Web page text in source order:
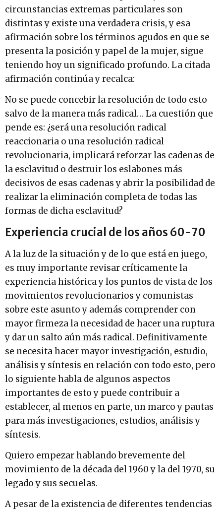
circunstancias extremas particulares son
distintas y existe una verdadera crisis, y esa
afirmación sobre los términos agudos en que se
presenta la posición y papel de la mujer, sigue
teniendo hoy un significado profundo. La citada
afirmación continúa y recalca:
No se puede concebir la resolución de todo esto
salvo de la manera más radical… La cuestión que
pende es: ¿será una resolución radical
reaccionaria o una resolución radical
revolucionaria, implicará reforzar las cadenas de
la esclavitud o destruir los eslabones más
decisivos de esas cadenas y abrir la posibilidad de
realizar la eliminación completa de todas las
formas de dicha esclavitud?
Experiencia crucial de los años 60-70
A la luz de la situación y de lo que está en juego,
es muy importante revisar críticamente la
experiencia histórica y los puntos de vista de los
movimientos revolucionarios y comunistas
sobre este asunto y además comprender con
mayor firmeza la necesidad de hacer una ruptura
y dar un salto aún más radical. Definitivamente
se necesita hacer mayor investigación, estudio,
análisis y síntesis en relación con todo esto, pero
lo siguiente habla de algunos aspectos
importantes de esto y puede contribuir a
establecer, al menos en parte, un marco y pautas
para más investigaciones, estudios, análisis y
síntesis.
Quiero empezar hablando brevemente del
movimiento de la década del 1960 y la del 1970, su
legado y sus secuelas.
A pesar de la existencia de diferentes tendencias